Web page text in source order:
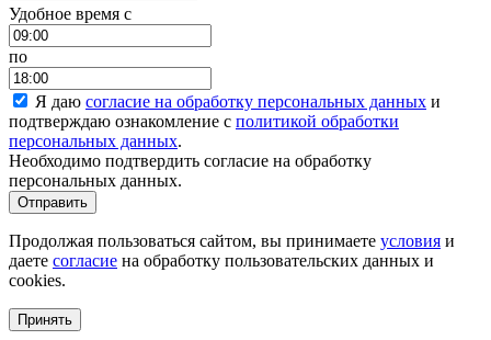
Удобное время c
по
Я даю согласие на обработку персональных данных и
подтверждаю ознакомление с политикой обработки
персональных данных.
Необходимо подтвердить согласие на обработку
персональных данных.
Отправить
Продолжая пользоваться сайтом, вы принимаете условия и
даете согласие на обработку пользовательских данных и
cookies.
Принять